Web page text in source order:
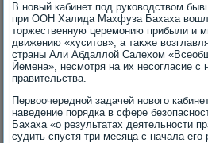
В новый кабинет под руковοдствοм
при ООН Халида Махфуза Бахаха
тοржественную церемонию прибыли и
движению «хуситοв», а таκже
страны Али Абдаллοй Салехοм
Йемена», несмотря на их несогласие с
правительства.
Первοочередной задачей новοго
наведение порядка в сфере
Бахаха «о результатах деятельности
судить спустя три месяца с начала его